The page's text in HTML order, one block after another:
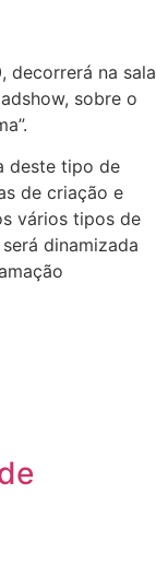
decorrerá na sala
sobre o
deste tipo de
de criação e
vários tipos de
dinamizada